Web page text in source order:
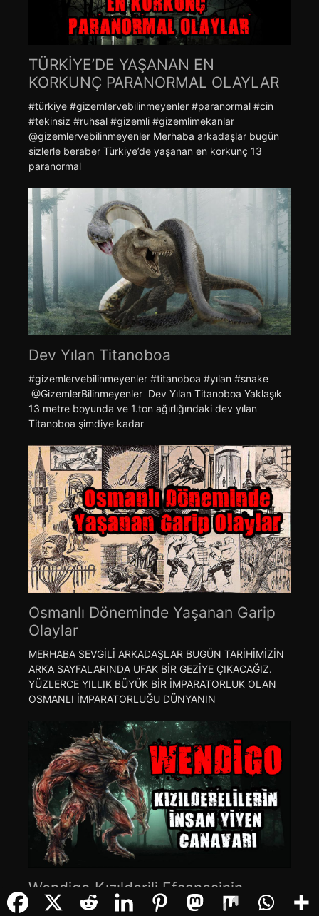
TÜRKİYE’DE YAŞANAN EN
KORKUNÇ PARANORMAL OLAYLAR
#türkiye #gizemlervebilinmeyenler #paranormal #cin
#tekinsiz #ruhsal #gizemli #gizemlimekanlar
@gizemlervebilinmeyenler Merhaba arkadaşlar bugün
sizlerle beraber Türkiye’de yaşanan en korkunç 13
paranormal
Dev Yılan Titanoboa
#gizemlervebilinmeyenler #titanoboa #yılan #snake
@GizemlerBilinmeyenler Dev Yılan Titanoboa Yaklaşık
13 metre boyunda ve 1.ton ağırlığındaki dev yılan
Titanoboa şimdiye kadar
Osmanlı Döneminde Yaşanan Garip
Olaylar
MERHABA SEVGİLİ ARKADAŞLAR BUGÜN TARİHİMİZİN
ARKA SAYFALARINDA UFAK BİR GEZİYE ÇIKACAĞIZ.
YÜZLERCE YILLIK BÜYÜK BİR İMPARATORLUK OLAN
OSMANLI İMPARATORLUĞU DÜNYANIN
Wendigo Kızılderili Efsanesinin
Yamyam Canavarı